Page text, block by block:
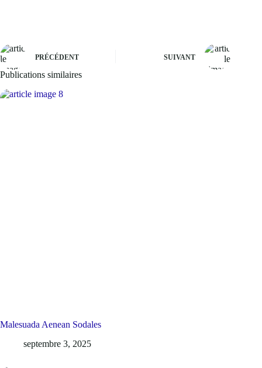
PRÉCÉDENT SUIVANT
Publications similaires
Malesuada Aenean Sodales
septembre 3, 2025